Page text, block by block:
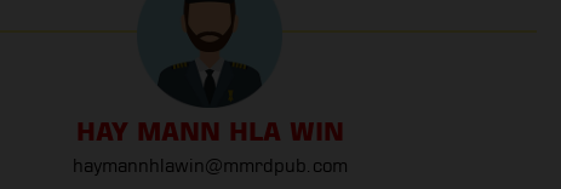
HAY MANN HLA WIN
haymannhlawin@mmrdpub.com